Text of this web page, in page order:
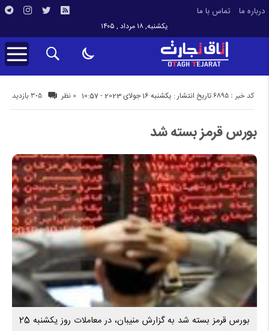
درباره ما تماس با ما
یکشنبه, ۱۸ مرداد , ۱۴۰۵
تاریخ انتشار : یکشنبه 16 جولای 2023 - 10:57 305 بازدید کد خبر : 6895 0 نظر
بورس قرمز بسته شد
بورس قرمز بسته شد به گزارش منیبان، در معاملات روز یکشنبه 25